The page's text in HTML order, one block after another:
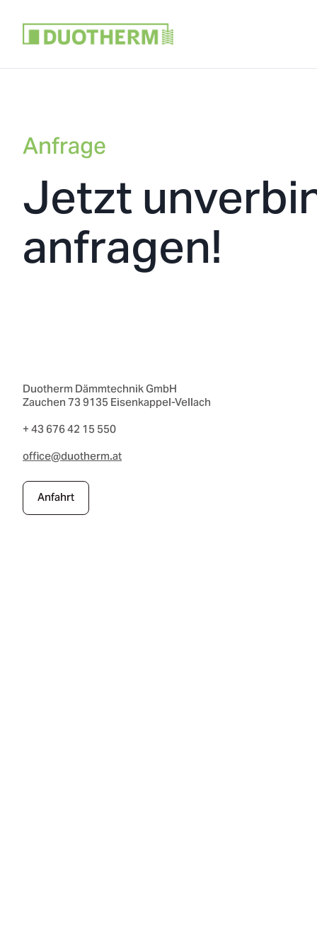
Anfrage
Jetzt
anfragen!
Duotherm Dämmtechnik GmbH
Zauchen 73 9135 Eisenkappel-Vellach
+ 43 676 42 15 550
office@duotherm.at
Anfahrt